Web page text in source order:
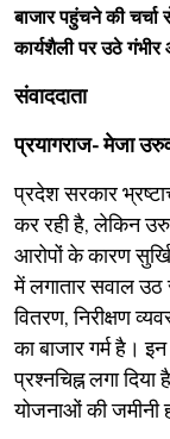
बाजार पहुंचने की
कार्यशैली पर उठे गंभीर
संवाददाता
प्रयागराज- मेजा
प्रदेश सरकार
कर रही है, लेकिन
आरोपों के कारण
में लगातार सवाल
वितरण, निरीक्षण
का बाजार गर्म है।
प्रश्नचिह्न लगा
योजनाओं की जमीनी